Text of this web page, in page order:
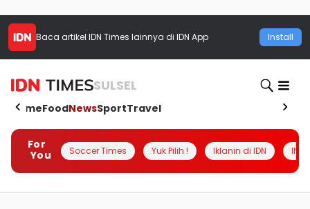
Baca artikel IDN Times lainnya di IDN App Install
SULSEL
HomeFoodNewsSportTravel
For
You
Soccer Times Yuk Pilih ! Iklanin di IDN